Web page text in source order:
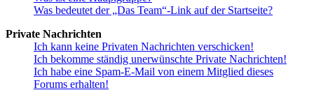
Was bedeutet der „Das Team“-Link auf der Startseite?
Private Nachrichten
Ich kann keine Privaten Nachrichten verschicken!
Ich bekomme ständig unerwünschte Private Nachrichten!
Ich habe eine Spam-E-Mail von einem Mitglied dieses
Forums erhalten!